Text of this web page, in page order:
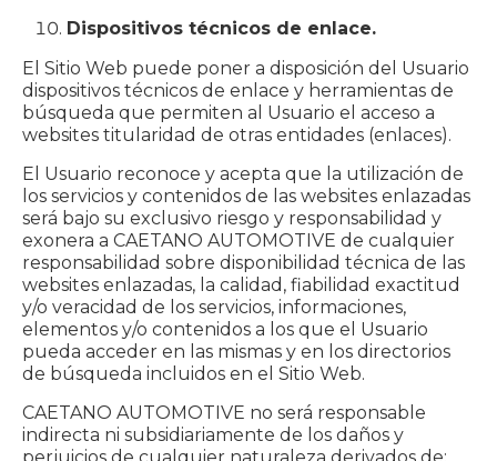
Dispositivos técnicos de enlace.
El Sitio Web puede poner a disposición del Usuario
dispositivos técnicos de enlace y herramientas de
búsqueda que permiten al Usuario el acceso a
websites titularidad de otras entidades (enlaces).
El Usuario reconoce y acepta que la utilización de
los servicios y contenidos de las websites enlazadas
será bajo su exclusivo riesgo y responsabilidad y
exonera a CAETANO AUTOMOTIVE de cualquier
responsabilidad sobre disponibilidad técnica de las
websites enlazadas, la calidad, fiabilidad exactitud
y/o veracidad de los servicios, informaciones,
elementos y/o contenidos a los que el Usuario
pueda acceder en las mismas y en los directorios
de búsqueda incluidos en el Sitio Web.
CAETANO AUTOMOTIVE no será responsable
indirecta ni subsidiariamente de los daños y